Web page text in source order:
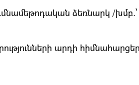
ձեռնարկ /
արդի